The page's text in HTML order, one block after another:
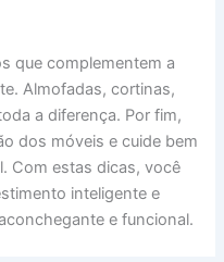
que complementem a
Almofadas, cortinas,
a diferença. Por fim,
dos móveis e cuide bem
Com estas dicas, você
inteligente e
e funcional.